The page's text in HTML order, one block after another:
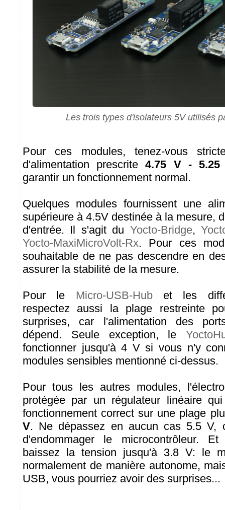
Les trois types d'isolateurs 5V utilisés
Pour ces modules, tenez-vous
d'alimentation prescrite4.75 V - 5.25
garantir un fonctionnement normal.
Quelques modules fournissent une
supérieure à 4.5V destinée à la mesure,
d'entrée. Il s'agit du Yocto-Bridge,
Yocto-MaxiMicroVolt-Rx. Pour ces
souhaitable de ne pas descendre en
assurer la stabilité de la mesure.
Pour le Micro-USB-Hubet les
respectez aussi la plage restreinte
surprises, car l'alimentation des
dépend. Seule exception, le
fonctionner jusqu'à 4 V si vous n'y
modules sensibles mentionné ci-dessus.
Pour tous les autres modules,
protégée par un régulateur linéaire
fonctionnement correct sur une plage
V. Ne dépassez en aucun cas 5.5 V,
d'endommager le microcontrôleur.
baissez la tension jusqu'à 3.8 V: le
normalement de manière autonome,
USB, vous pourriez avoir des surprises...